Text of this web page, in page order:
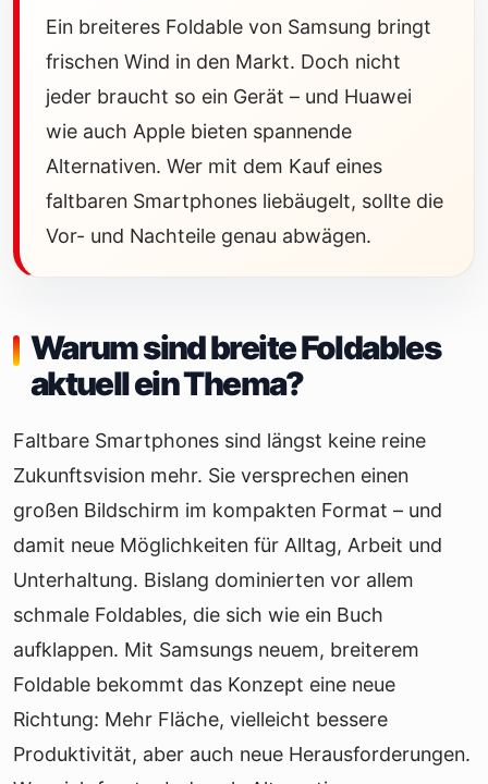
Ein breiteres Foldable von Samsung bringt
frischen Wind in den Markt. Doch nicht
jeder braucht so ein Gerät – und Huawei
wie auch Apple bieten spannende
Alternativen. Wer mit dem Kauf eines
faltbaren Smartphones liebäugelt, sollte die
Vor- und Nachteile genau abwägen.
Warum sind breite Foldables
aktuell ein Thema?
Faltbare Smartphones sind längst keine reine
Zukunftsvision mehr. Sie versprechen einen
großen Bildschirm im kompakten Format – und
damit neue Möglichkeiten für Alltag, Arbeit und
Unterhaltung. Bislang dominierten vor allem
schmale Foldables, die sich wie ein Buch
aufklappen. Mit Samsungs neuem, breiterem
Foldable bekommt das Konzept eine neue
Richtung: Mehr Fläche, vielleicht bessere
Produktivität, aber auch neue Herausforderungen.